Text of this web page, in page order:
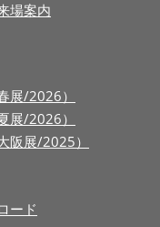
場案内
展/2026）
展/2026）
阪展/2025）
ード